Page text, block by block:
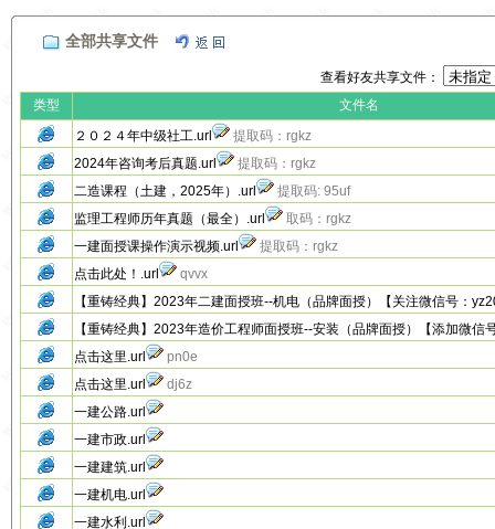
全部共享文件
查看好友共享文件：
类型
文件名
２０２４年中级社工.url
提取码：rgkz
2024年咨询考后真题.url
提取码：rgkz
二造课程（土建，2025年）.url
提取码: 95uf
监理工程师历年真题（最全）.url
取码：rgkz
一建面授课操作演示视频.url
提取码：rgkz
点击此处！.url
qvvx
【重铸经典】2023年二建面授班--机电（品牌面授）【关注微信号：
【重铸经典】2023年造价工程师面授班--安装（品牌面授）【添加微信
点击这里.url
pn0e
点击这里.url
dj6z
一建公路.url
一建市政.url
一建建筑.url
一建机电.url
一建水利.url